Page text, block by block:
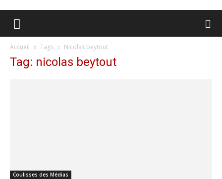
Accueil Tags Nicolas beytout
Tag: nicolas beytout
Coulisses des Médias